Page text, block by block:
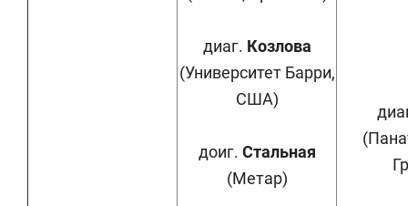
диаг. Козлова
(Университет Барри,
США)
доиг. Стальная
(Метар)